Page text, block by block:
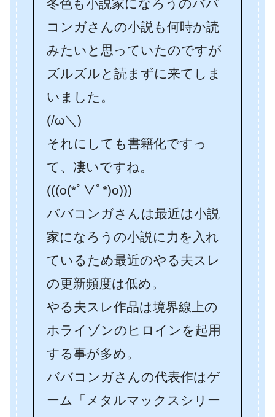
冬色も小説家になろうのババ
コンガさんの小説も何時か読
みたいと思っていたのですが
ズルズルと読まずに来てしま
いました。
(/ω＼)
それにしても書籍化ですっ
て、凄いですね。
(((o(*ﾟ▽ﾟ*)o)))
ババコンガさんは最近は小説
家になろうの小説に力を入れ
ているため最近のやる夫スレ
の更新頻度は低め。
やる夫スレ作品は境界線上の
ホライゾンのヒロインを起用
する事が多め。
ババコンガさんの代表作はゲ
ーム「メタルマックスシリー